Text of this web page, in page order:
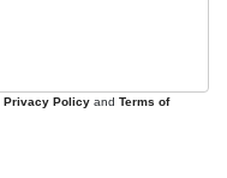
Privacy Policy and Terms of